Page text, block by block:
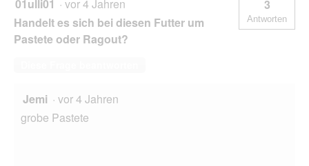
01ulli01 · vor 4 Jahren
Handelt es sich bei diesen Futter um
Pastete oder Ragout?
3
Antworten
Jemi · vor 4 Jahren
grobe Pastete